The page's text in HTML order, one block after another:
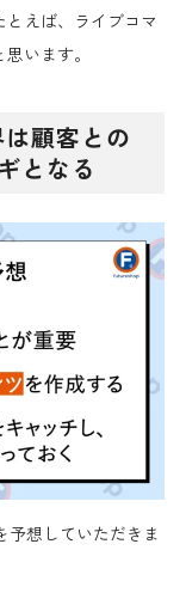
えば、ライブコマ
います。
は顧客との
となる
予想していただきま